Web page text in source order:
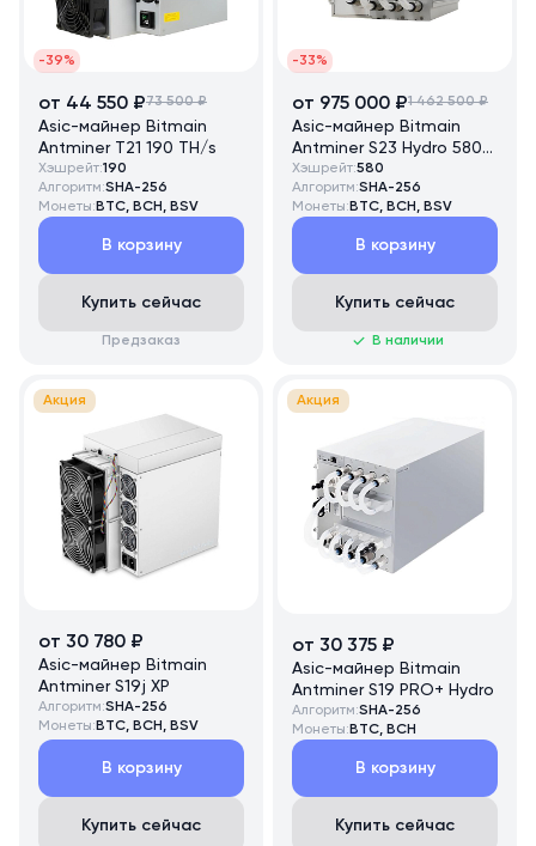
-39%
от 44 550 ₽73 500 ₽
Asic-майнер Bitmain
Antminer T21 190 TH/s
Хэшрейт:190
Алгоритм:SHA-256
Монеты: BTC, BCH, BSV
В корзину
Купить сейчас
Предзаказ
-33%
от 975 000 ₽1 462 500 ₽
Asic-майнер Bitmain
Antminer S23 Hydro 580
TH/s
Хэшрейт:580
Алгоритм:SHA-256
Монеты: BTC, BCH, BSV
В корзину
Купить сейчас
В наличии
Акция
от 30 780 ₽
Asic-майнер Bitmain
Antminer S19j XP
Алгоритм:SHA-256
Монеты: BTC, BCH, BSV
В корзину
Купить сейчас
Акция
от 30 375 ₽
Asic-майнер Bitmain
Antminer S19 PRO+ Hydro
Алгоритм:SHA-256
Монеты: BTC, BCH
В корзину
Купить сейчас